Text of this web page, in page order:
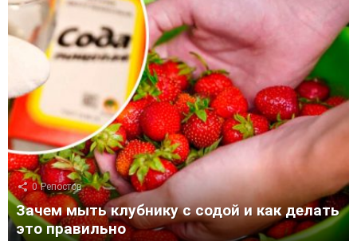
0 Репостов
Зачем мыть клубнику с содой и как делать
это правильно